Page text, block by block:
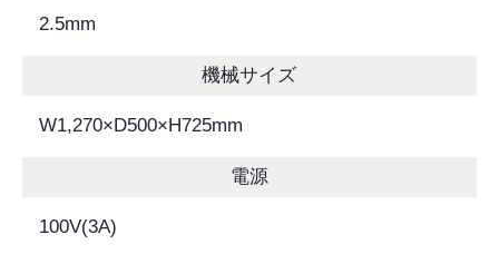
2.5mm
機械サイズ
W1,270×D500×H725mm
電源
100V(3A)